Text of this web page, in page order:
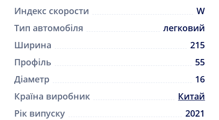
Индекс скорости
W
Тип автомобіля
легковий
Ширина
215
Профіль
55
Діаметр
16
Країна виробник
Китай
Рік випуску
2021